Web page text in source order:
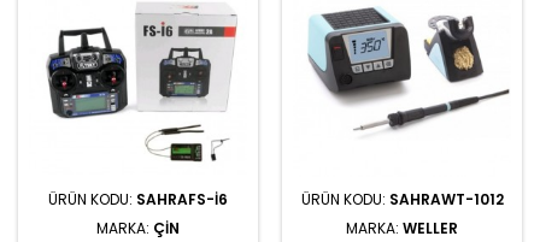
ÜRÜN KODU: SAHRAFS-I6
MARKA: ÇIN
ÜRÜN KODU: SAHRAWT-1012
MARKA: WELLER